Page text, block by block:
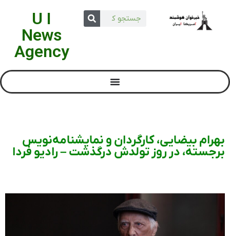
U I
News
Agency
بهرام بیضایی، کارگردان و نمایشنامه‌نویس
برجسته، در روز تولدش درگذشت – رادیو فردا